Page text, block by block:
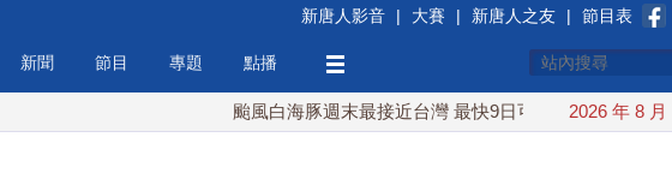
新唐人影音 | 大賽 | 新唐人之友 | 節目表
新聞 節目 專題 點播
颱風白海豚週末最接近台灣 最快9日可能登陸中國 台灣漢光
2026 年 8